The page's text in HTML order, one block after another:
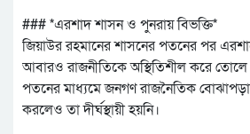
### *এরশাদ শাসন ও পুনরায় বিভক্তি*
জিয়াউর রহমানের শাসনের পতনের পর
আবারও রাজনীতিকে অস্থিতিশীল করে
পতনের মাধ্যমে জনগণ রাজনৈতিক
করলেও তা দীর্ঘস্থায়ী হয়নি।